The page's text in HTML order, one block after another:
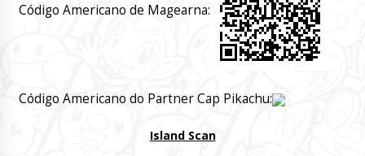
Código Americano de Magearna:
Código Americano do Partner Cap Pikachu:
Island Scan